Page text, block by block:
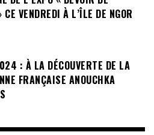
VENDREDI À L’ÎLE DE NGOR
: À LA DÉCOUVERTE DE LA
FRANÇAISE ANOUCHKA